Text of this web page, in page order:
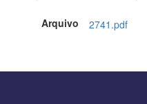
Arquivo 2741.pdf